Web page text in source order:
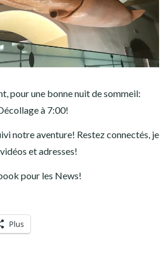
pour une bonne nuit de sommeil:
à 7:00!
notre aventure! Restez connectés, je
et adresses!
pour les News!
Plus